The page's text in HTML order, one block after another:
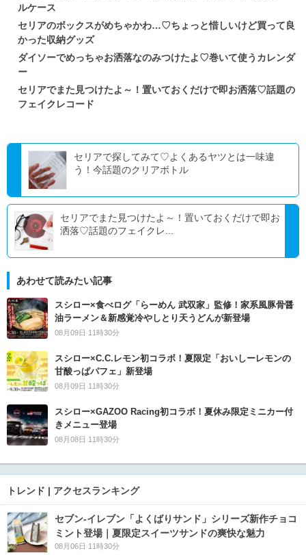
ルケース
セリアのボックスがめちゃかわ…♡ちょっと惜しいけど買って良
かった収納グッズ
ダイソーでめっちゃお洒落なのみつけたよ♡巻いて使うカレンダ
ー
セリアでまた見つけたよ～！置いておくだけで即お洒落♡話題の
フェイクレコード
セリアで探してみて♡よくあるヤツとは一味違
う！今話題のクリアボトル
セリアでまた見つけたよ～！置いておくだけで即お
洒落♡話題のフェイクレ...
あわせて読みたい記事
スシロー×食べログ「らーめん 武双家」監修！家系風豚骨醤
油ラーメン＆新感覚冷やしとり天うどんが新登場
08月09日 11時30分
スシロー×C.C.レモン初コラボ！夏限定「おいしーレモンの
甘酸っぱパフェ」新登場
08月09日 11時30分
スシロー×GAZOO Racing初コラボ！夏休み限定ミニカー付
きメニュー登場
08月08日 11時30分
トレンド | アクセスランキング
セブン‐イレブン「よくばりサンド」シリーズ新作チョコ
ミント登場｜夏限定スイーツサンドの爽快な魅力
08月06日 11時30分